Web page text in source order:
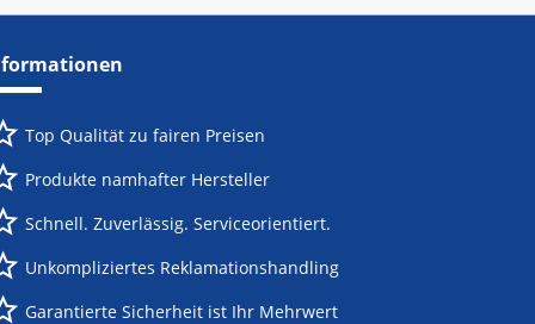
Top Qualität zu fairen Preisen
Produkte namhafter Hersteller
Schnell. Zuverlässig. Serviceorientiert.
Unkompliziertes Reklamationshandling
Garantierte Sicherheit ist Ihr Mehrwert